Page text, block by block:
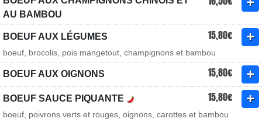
AU BAMBOU
BOEUF AUX LÉGUMES 15,80€
boeuf, brocolis, pois mangetout, champignons et bambou
BOEUF AUX OIGNONS 15,80€
BOEUF SAUCE PIQUANTE 15,80€
boeuf, poivrons verts et rouges, oignons, carottes et bambou